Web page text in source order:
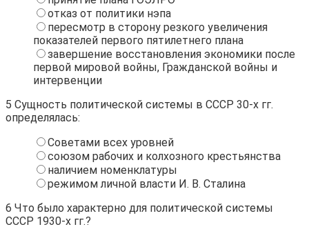
отказ от политики нэпа
пересмотр в сторону резкого увеличения
показателей первого пятилетнего плана
завершение восстановления экономики после
первой мировой войны, Гражданской войны и
интервенции
5 Сущность политической системы в СССР 30-х гг.
определялась:
Советами всех уровней
союзом рабочих и колхозного крестьянства
наличием номенклатуры
режимом личной власти И. В. Сталина
6 Что было характерно для политической системы
СССР 1930-х гг.?